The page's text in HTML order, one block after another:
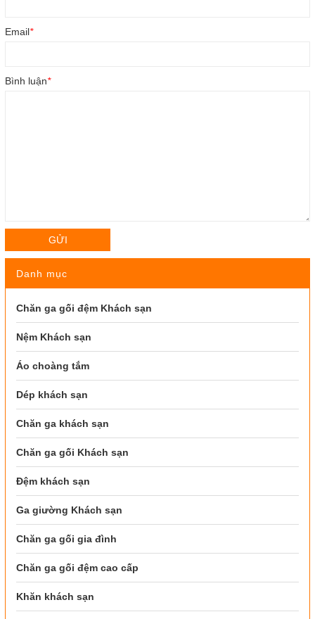
Email*
Bình luận*
GỬI
Danh mục
Chăn ga gối đệm Khách sạn
Nệm Khách sạn
Áo choàng tắm
Dép khách sạn
Chăn ga khách sạn
Chăn ga gối Khách sạn
Đệm khách sạn
Ga giường Khách sạn
Chăn ga gối gia đình
Chăn ga gối đệm cao cấp
Khăn khách sạn